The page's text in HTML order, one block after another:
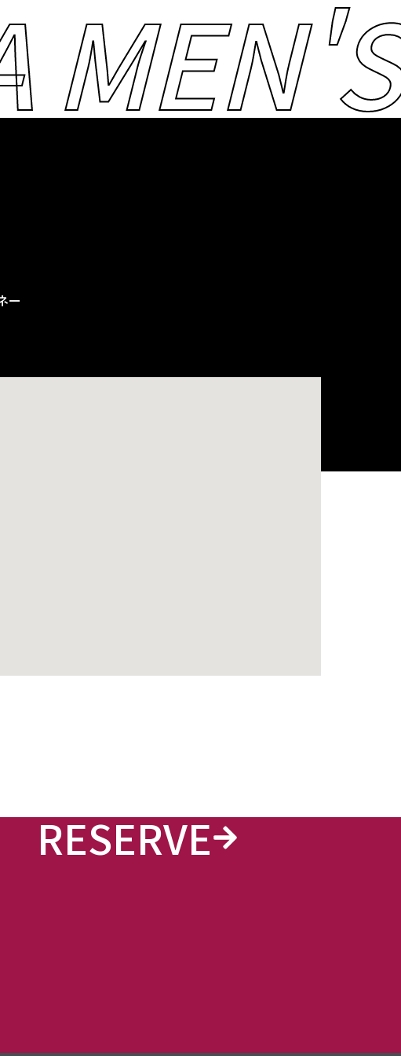
MEN'S
ー
RESERVE